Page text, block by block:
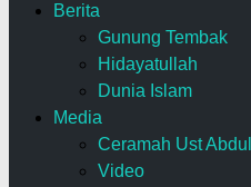
Berita
Gunung Tembak
Hidayatullah
Dunia Islam
Media
Ceramah Ust
Video